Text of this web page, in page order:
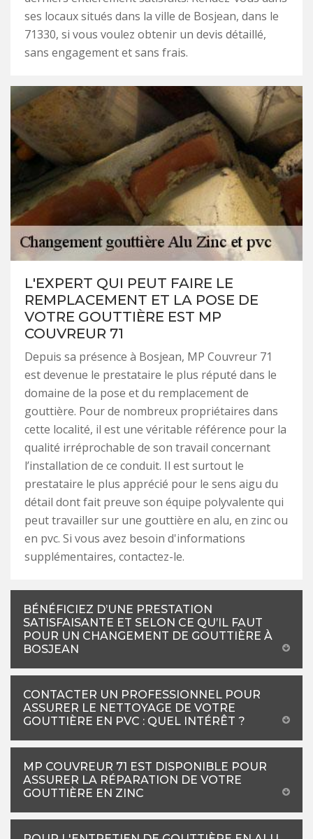
ses locaux situés dans la ville de Bosjean, dans le
71330, si vous voulez obtenir un devis détaillé,
sans engagement et sans frais.
L'EXPERT QUI PEUT FAIRE LE
REMPLACEMENT ET LA POSE DE
VOTRE GOUTTIÈRE EST MP
COUVREUR 71
Depuis sa présence à Bosjean, MP Couvreur 71
est devenue le prestataire le plus réputé dans le
domaine de la pose et du remplacement de
gouttière. Pour de nombreux propriétaires dans
cette localité, il est une véritable référence pour la
qualité irréprochable de son travail concernant
l’installation de ce conduit. Il est surtout le
prestataire le plus apprécié pour le sens aigu du
détail dont fait preuve son équipe polyvalente qui
peut travailler sur une gouttière en alu, en zinc ou
en pvc. Si vous avez besoin d'informations
supplémentaires, contactez-le.
BÉNÉFICIEZ D’UNE PRESTATION
SATISFAISANTE ET SELON CE QU’IL FAUT
POUR UN CHANGEMENT DE GOUTTIÈRE À
BOSJEAN
CONTACTER UN PROFESSIONNEL POUR
ASSURER LE NETTOYAGE DE VOTRE
GOUTTIÈRE EN PVC : QUEL INTÉRÊT ?
MP COUVREUR 71 EST DISPONIBLE POUR
ASSURER LA RÉPARATION DE VOTRE
GOUTTIÈRE EN ZINC